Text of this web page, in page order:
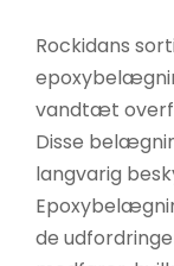
Rockidans
vandtæt
Disse
langvarig
de